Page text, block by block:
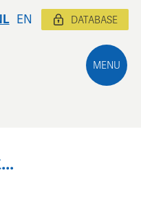
MENU
EN DATABASE